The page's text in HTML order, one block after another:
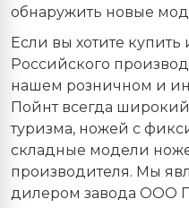
обнаружить новые
Если вы хотите
Российского
нашем розничном и
Пойнт всегда
туризма, ножей с
складные модели
производителя. Мы
дилером завода ООО